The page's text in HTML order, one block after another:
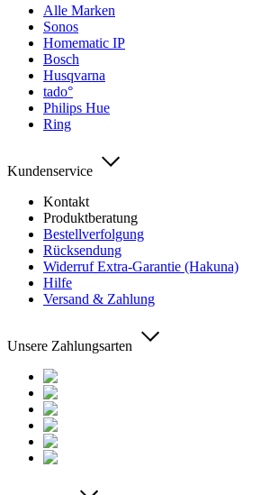
Alle Marken
Sonos
Homematic IP
Bosch
Husqvarna
tado°
Philips Hue
Ring
Kundenservice
Kontakt
Produktberatung
Bestellverfolgung
Rücksendung
Widerruf Extra-Garantie (Hakuna)
Hilfe
Versand & Zahlung
Unsere Zahlungsarten